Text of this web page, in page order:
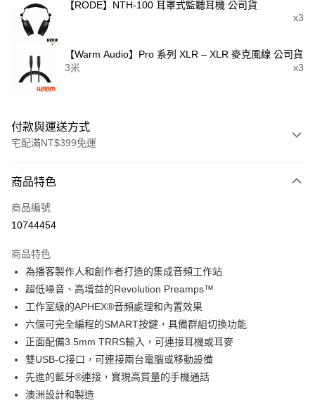
【RODE】NTH-100 耳罩式監聽耳機 公司貨
x3
【Warm Audio】Pro 系列 XLR – XLR 麥克風線 公司貨
3米
x3
付款與運送方式
宅配滿NT$399免運
信用卡一次付款
信用卡分期付款
合作金庫商業銀行
華南商業銀行
彰化商業銀行
上海商業儲蓄銀行
台北富邦商業銀行
國泰世華商業銀行
兆豐國際商業銀行
臺灣中小企業銀行
台中商業銀行
匯豐（台灣）商業銀行
華泰商業銀行
聯邦商業銀行
遠東國際商業銀行
元大商業銀行
永豐商業銀行
玉山商業銀行
星展（台灣）商業銀行
台新國際商業銀行
6 期 0 利率 每期
華南商業銀行
彰化商業銀行
上海商業儲蓄銀行
台北富邦商業銀行
國泰世華商業銀行
兆豐國際商業銀行
臺灣中小企業銀行
台中商業銀行
匯豐（台灣）商業銀行
華泰商業銀行
聯邦商業銀行
遠東國際商業銀行
元大商業銀行
永豐商業銀行
玉山商業銀行
12 期 0 利率 每期 NT$5,932
合作金庫商業銀行
第一商業銀行
上海商業儲蓄銀行
台北富邦商業銀行
國泰世華商業銀行
兆豐國際商業銀行
臺灣中小企業銀行
台中商業銀行
匯豐（台灣）商業銀行
華泰商業銀行
聯邦商業銀行
LINE Pay
Apple Pay
街口支付
悠遊付
商品特色
商品編號
10744454
商品特色
為播客製作人和創作者打造的集成音頻工作站
超低噪音、高增益的Revolution Preamps™
工作室級的APHEX®音頻處理和內置效果
六個可完全編程的SMART按鍵，具備群組切換功能
正面配備3.5mm TRRS輸入，可連接耳機或耳麥
雙USB-C接口，可連接兩台電腦或移動設備
先進的藍牙®連接，實現高質量的手機通話
澳洲設計和製造